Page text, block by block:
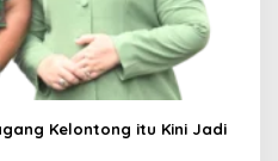
Kelontong itu Kini Jadi